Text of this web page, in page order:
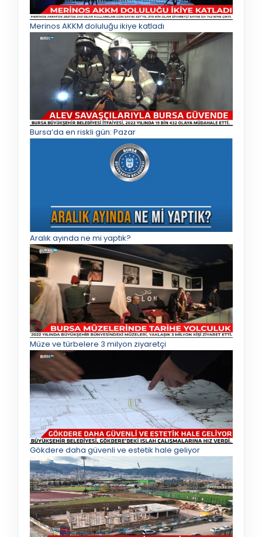
Merinos AKKM doluluğu ikiye katladı
Bursa’da en riskli gün: Pazar
Aralık ayında ne mi yaptık?
Müze ve türbelere 3 milyon ziyaretçi
Gökdere daha güvenli ve estetik hale geliyor